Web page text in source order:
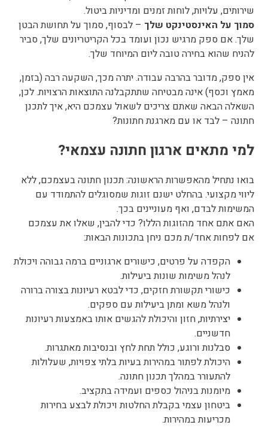
עלויות, לוחות זמנים ומדיניות ביטול.
על האינסטינקט שלך– לבסוף, סמוך על תחושת הבטן
אם ספק מרגיש נכון ועומד בכל הקריטריונים שלך, סביר
שהוא בחירה טובה ליום המיוחד שלך.
ספק, מדובר בהרבה עבודה. יתרה מכך, השקעה רבה (בזמן,
וכסף) אינה מבטיחה שתתקבלנה התוצאות הרצויות. לכן,
הבאה שאתם צריכים לשאול עצמכם היא, איך לתכנן
– לבד או עם מארגנת חתונות?
מתאים ארגון חתונה עצמאי?
נתחיל מהאפשרות הראשונה: תכנון חתונה בעצמכם, ללא
מקצועי. בהחלט ישנם זוגות שמסוגלים להתמודד עם
לבדם, ואף מעוניינים בכך.
אתם אחד מהזוגות הללו? כדי להבין, שאלו את עצמכם
לפחות אחד/ת מכם ניחן בתכונות הבאות:
הקפדה על פרטים, כישורים ארגוניים ברמה גבוהה ויכולת
לנהל משימות שונות ביעילות.
כישורי תקשורת חזקים, כדי לבטא רעיונות בצורה ברורה
ולנהל משא ומתן ביעילות עם ספקים.
יצירתיות, חזון והיכולת להגשים אותו באמצעות רעיונות
חדשניים.
סבלנות ורוגע, כולל תחת לחץ ובנסיבות מאתגרות.
היכולת לפתור במהירות בעיות בלתי צפויות, שעלולות
להתעורר במהלך תכנון חתונה.
מיומנות בניהול כספים ועמידה בתקציב.
ביטחון עצמי בקבלת החלטות ויכולת לבצע בחירות
מכריעות במהירות.